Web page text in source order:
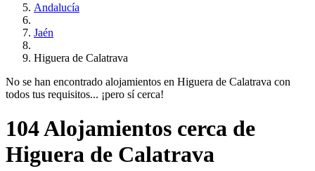
Andalucía
Jaén
Higuera de Calatrava
No se han encontrado alojamientos en Higuera de Calatrava con
todos tus requisitos... ¡pero sí cerca!
104 Alojamientos cerca de
Higuera de Calatrava